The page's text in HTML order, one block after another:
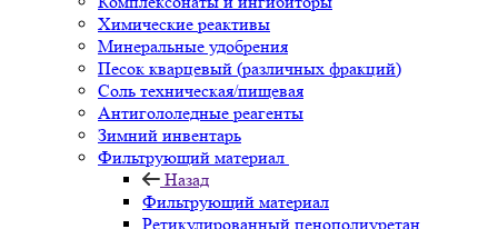
Химические реактивы
Минеральные удобрения
Песок кварцевый (различных фракций)
Соль техническая/пищевая
Антигололедные реагенты
Зимний инвентарь
Фильтрующий материал
Назад
Фильтрующий материал
Ретикулированный пенополиуретан